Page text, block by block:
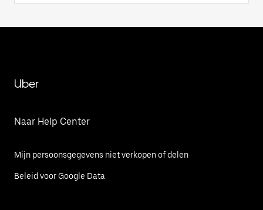
Uber
Naar Help Center
Mijn persoonsgegevens niet verkopen of delen
Beleid voor Google Data